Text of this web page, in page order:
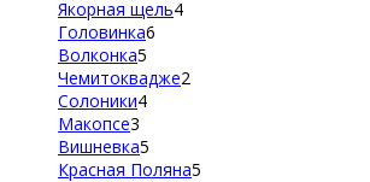
Якорная щель4
Головинка6
Волконка5
Чемитоквадже2
Солоники4
Макопсе3
Вишневка5
Красная Поляна5